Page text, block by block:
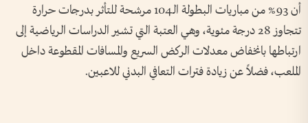
أن 93% من مباريات البطولة الـ104 مرشحة للتأثر بدرجات حرارة
تتجاوز 28 درجة مئوية، وهي العتبة التي تشير الدراسات الرياضية إلى
ارتباطها بانخفاض معدلات الركض السريع والمسافات المقطوعة داخل
الملعب، فضلاً عن زيادة فترات التعافي البدني للاعبين.